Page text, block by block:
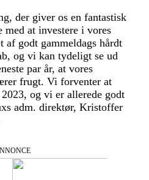
der giver os en fantastisk
at investere i vores
af godt gammeldags hårdt
og vi kan tydeligt se ud
par år, at vores
frugt. Vi forventer at
og vi er allerede godt
adm. direktør, Kristoffer